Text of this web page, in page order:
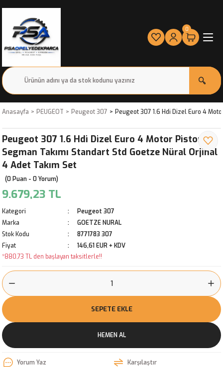
0
Anasayfa PEUGEOT Peugeot 307 Peugeot 307 1.6 Hdi Dizel Euro 4
Peugeot 307 1.6 Hdi Dizel Euro 4 Motor Piston
Segman Takımı Standart Std Goetze Nüral Orjinal
4 Adet Takım Set
(0 Puan - 0 Yorum)
9.679,23 TL
Kategori
Peugeot 307
Marka
GOETZE NURAL
Stok Kodu
8771783 307
Fiyat
146,61 EUR + KDV
*880,73 TL den başlayan taksitlerle!!
SEPETE EKLE
HEMEN AL
Yorum Yaz
Karşılaştır